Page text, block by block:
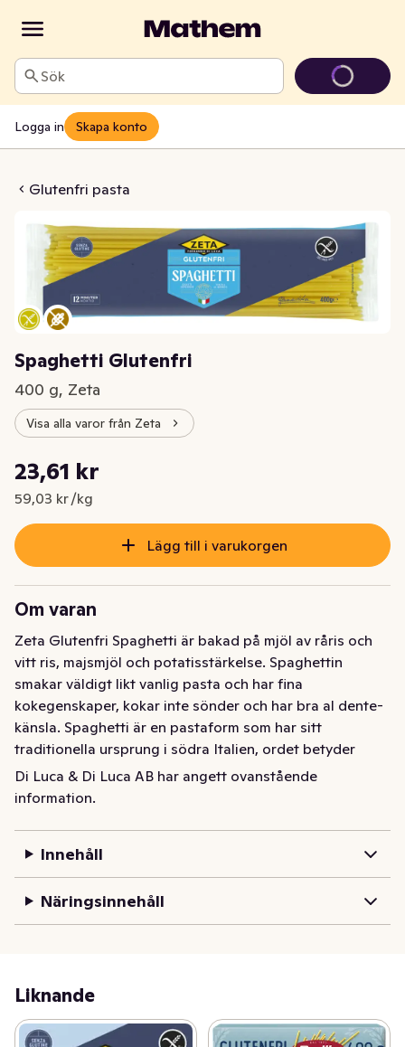
Sök
Logga in Skapa konto
Glutenfri pasta
Glutenfri
Spaghetti Glutenfri
400 g, Zeta
Visa alla varor från Zeta
Nuvarande pris är: 23,61 kr
23,61 kr
59,03 kr /kg
Styckpris: 59,03 kr /kg
Lägg till i varukorgen
Om varan
Zeta Glutenfri Spaghetti är bakad på mjöl av råris och
vitt ris, majsmjöl och potatisstärkelse. Spaghettin
smakar väldigt likt vanlig pasta och har fina
kokegenskaper, kokar inte sönder och har bra al dente-
känsla. Spaghetti är en pastaform som har sitt
traditionella ursprung i södra Italien, ordet betyder
snören. Serveras oftast med grönsaker och
tomatbaserade såser, gärna med fisk och skaldjur.
Di Luca & Di Luca AB har angett ovanstående
information.
Innehåll
Näringsinnehåll
Liknande